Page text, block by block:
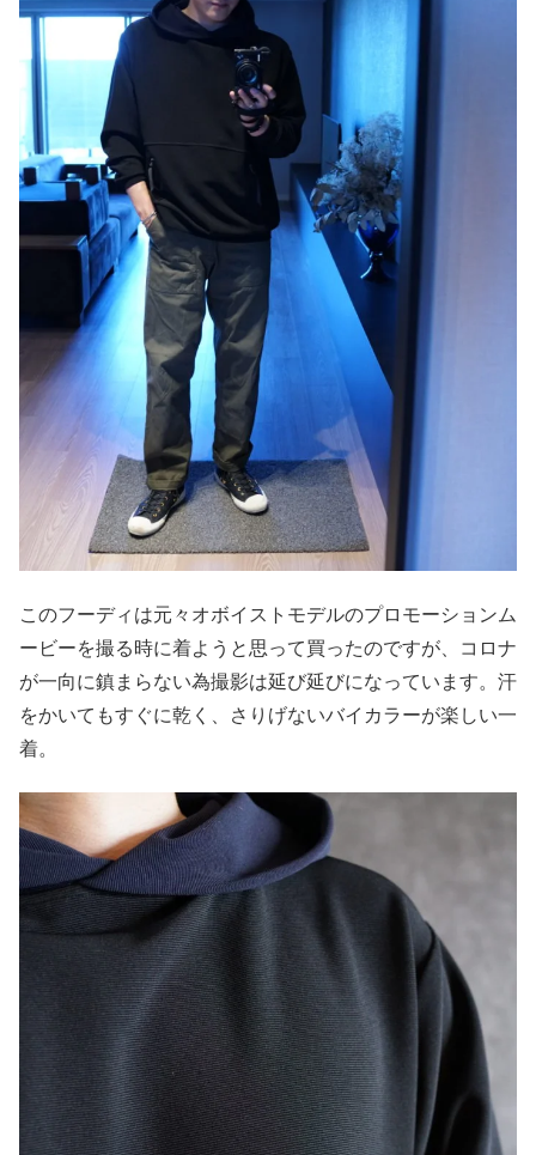
このフーディは元々オボイストモデルのプロモーションム
ービーを撮る時に着ようと思って買ったのですが、コロナ
が一向に鎮まらない為撮影は延び延びになっています。汗
をかいてもすぐに乾く、さりげないバイカラーが楽しい一
着。